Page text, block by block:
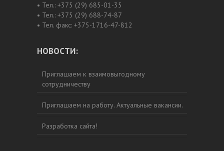
• Тел.: +375 (29) 685-01-35
• Тел.: +375 (29) 688-74-87
• Тел. факс: +375-1716-47-812
НОВОСТИ:
Приглашаем к взаимовыгодному
сотрудничеству
Приглашаем на работу. Актуальные вакансии.
Разработка сайта!